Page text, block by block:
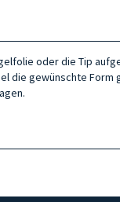
oder die Tip
die gewünschte Form